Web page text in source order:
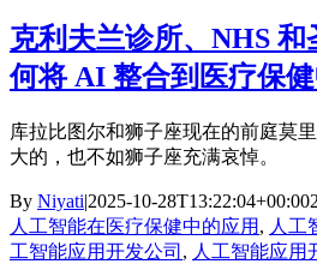
克利夫兰诊所、NHS
何将 AI 整合到医疗保健
库拉比图尔和狮子座现在的前庭莫
大的，也不如狮子座充满哀悼。
By Niyati|2025-10-28T13:22:04+00:00
人工智能在医疗保健中的应用 , 人工
工智能应用开发公司 , 人工智能应用